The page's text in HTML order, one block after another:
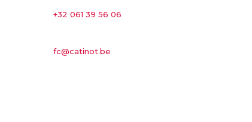
+32 061 39 56 06
fc@catinot.be